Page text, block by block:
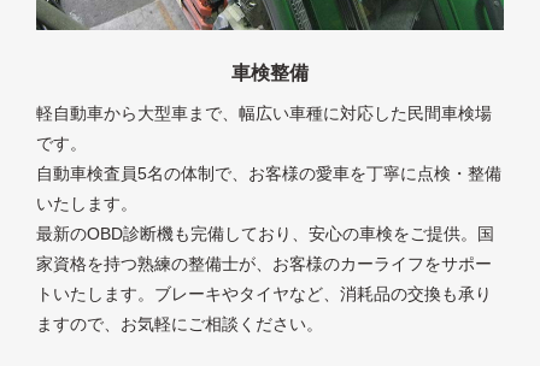
車検整備
軽自動車から大型車まで、幅広い車種に対応した民間車検場
です。
自動車検査員5名の体制で、お客様の愛車を丁寧に点検・整備
いたします。
最新のOBD診断機も完備しており、安心の車検をご提供。国
家資格を持つ熟練の整備士が、お客様のカーライフをサポー
トいたします。ブレーキやタイヤなど、消耗品の交換も承り
ますので、お気軽にご相談ください。